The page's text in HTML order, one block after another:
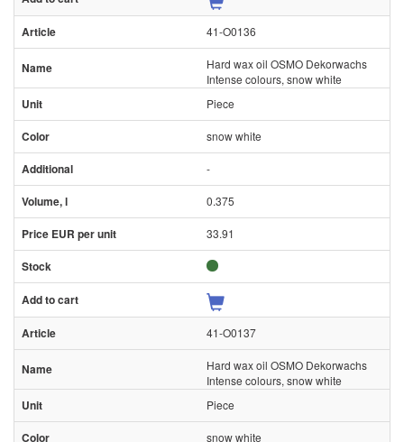
41-O0136
Hard wax oil OSMO Dekorwachs
Intense colours, snow white
Piece
snow white
-
0.375
33.91
41-O0137
Hard wax oil OSMO Dekorwachs
Intense colours, snow white
Piece
snow white